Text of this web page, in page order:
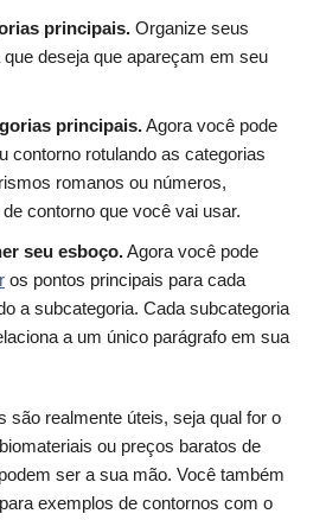
principais. Organize seus
deseja que apareçam em seu
principais.Agora você pode
contorno rotulando as categorias
romanos ou números,
contorno que você vai usar.
seu esboço.Agora você pode
os pontos principais para cada
a subcategoria. Cada subcategoria
a um único parágrafo em sua
são realmente úteis, seja qual for o
ou preços baratos de
ser a sua mão. Você também
exemplos de contornos com o